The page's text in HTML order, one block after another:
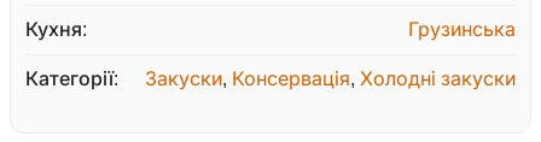
Кухня: Грузинська
Категорії: Закуски, Консервація, Холодні закуски